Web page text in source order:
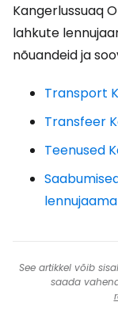
Kangerlussuaq
lahkute
nõuandeid ja
Transport
Transfeer
Teenused
lennujaama
See artikkel võib
saada